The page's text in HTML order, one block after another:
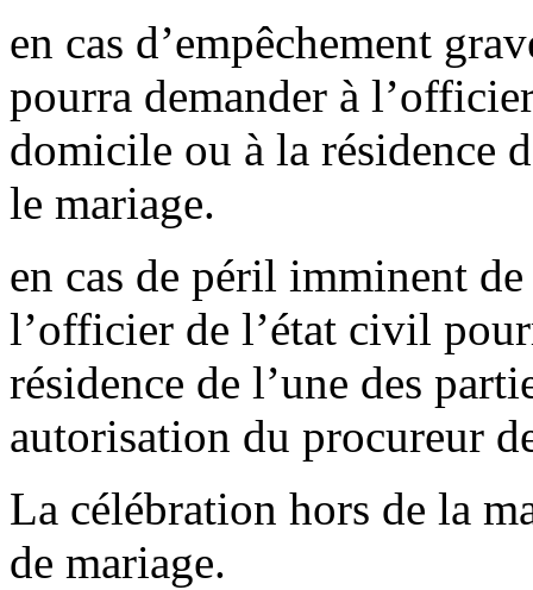
en cas d’empêchement
pourra demander à
domicile ou à la résidence
le mariage.
en cas de péril imminent
l’officier de l’état civil
résidence de l’une des
autorisation du procureur
La célébration hors de la
de mariage.